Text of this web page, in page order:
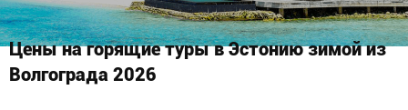
Цены на горящие туры в Эстонию зимой из
Волгограда 2026